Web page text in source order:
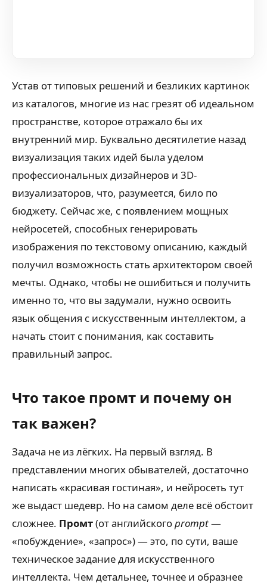
Устав от типовых решений и безликих картинок
из каталогов, многие из нас грезят об идеальном
пространстве, которое отражало бы их
внутренний мир. Буквально десятилетие назад
визуализация таких идей была уделом
профессиональных дизайнеров и 3D-
визуализаторов, что, разумеется, било по
бюджету. Сейчас же, с появлением мощных
нейросетей, способных генерировать
изображения по текстовому описанию, каждый
получил возможность стать архитектором своей
мечты. Однако, чтобы не ошибиться и получить
именно то, что вы задумали, нужно освоить
язык общения с искусственным интеллектом, а
начать стоит с понимания, как составить
правильный запрос.
Что такое промт и почему он
так важен?
Задача не из лёгких. На первый взгляд. В
представлении многих обывателей, достаточно
написать «красивая гостиная», и нейросеть тут
же выдаст шедевр. Но на самом деле всё обстоит
сложнее. Промт(от английскогоprompt—
«побуждение», «запрос») — это, по сути, ваше
техническое задание для искусственного
интеллекта. Чем детальнее, точнее и образнее